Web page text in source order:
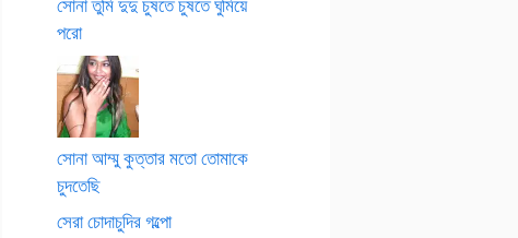
পরো
সোনা আম্মু কুত্তার মতো তোমাকে
চুদতেছি
সেরা চোদাচুদির গল্পো